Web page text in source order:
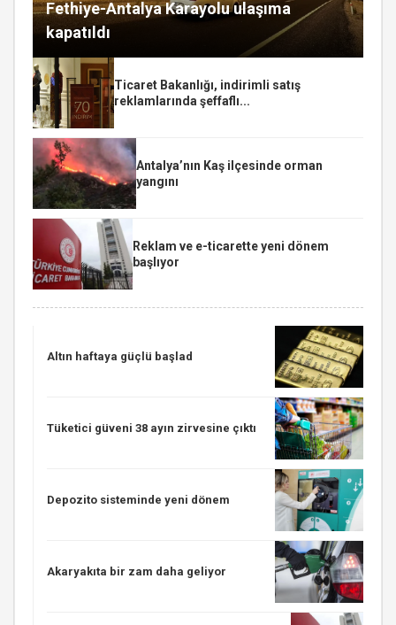
Fethiye-Antalya Karayolu ulaşıma
kapatıldı
Ticaret Bakanlığı, indirimli satış
reklamlarında şeffaflı...
Antalya’nın Kaş ilçesinde orman
yangını
Reklam ve e-ticarette yeni dönem
başlıyor
Altın haftaya güçlü başlad
Tüketici güveni 38 ayın zirvesine çıktı
Depozito sisteminde yeni dönem
Akaryakıta bir zam daha geliyor